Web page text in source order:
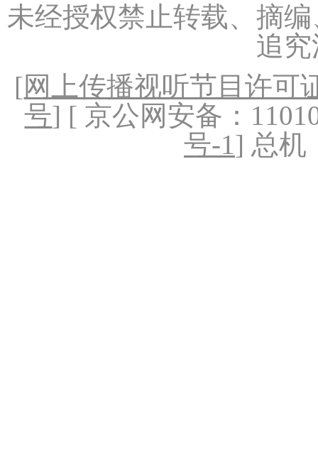
未经授权禁止转载、摘
追
[网上传播视听节目许可
号] [ 京公网安备：
号-1] 总机